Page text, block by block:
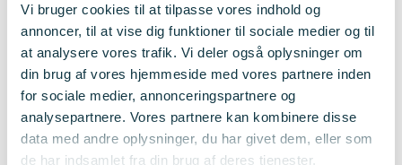
Vi bruger cookies til at tilpasse vores indhold og
annoncer, til at vise dig funktioner til sociale medier og til
at analysere vores trafik. Vi deler også oplysninger om
din brug af vores hjemmeside med vores partnere inden
for sociale medier, annonceringspartnere og
analysepartnere. Vores partnere kan kombinere disse
data med andre oplysninger, du har givet dem, eller som
de har indsamlet fra din brug af deres tjenester.
som skal genere ny viden og nye løsninger til landbrugs-
og fødevaresektoren. Det drejer sig for eksempel om
reduktion af drivhusgasser fra planteproduktion med fokus
på brugen af kunstgødning og husdyrgødning, udvikling af
processer og kulturer til at producere plantebaserede
fødevarer samt udvikling af helt nye typer af foderadditiver
til at reducere metanudledningen fra køer.